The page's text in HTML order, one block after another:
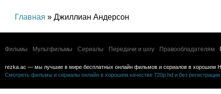
Главная » Джиллиан Андерсон
Фильмы Мультфильмы Сериалы Передачи и шоу Правообладателям
rezka.ac — мы лучшие в мире бесплатных онлайн фильмов и сериалов в хорошем
Смотреть фильмы и сериалы онлайн в хорошем качестве 720p hd и без